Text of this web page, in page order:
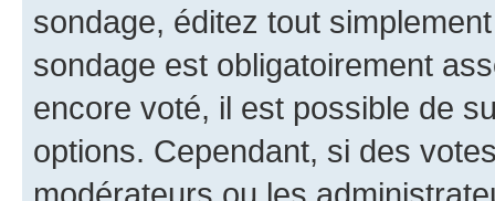
sondage, éditez tout
sondage est obligatoirement
encore voté, il est possible de
options. Cependant, si des